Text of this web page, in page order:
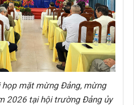
họp mặt mừng Đảng, mừng
2026 tại hội trường Đảng ủy